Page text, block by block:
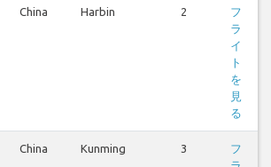
China Harbin 2
フ
ラ
イ
ト
を
見
る
China Kunming 3
フ